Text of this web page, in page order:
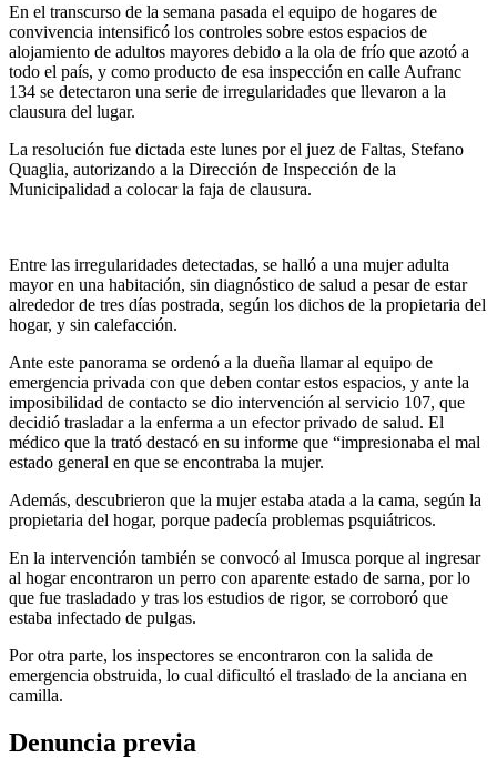
En el transcurso de la semana pasada el equipo de hogares de
convivencia intensificó los controles sobre estos espacios de
alojamiento de adultos mayores debido a la ola de frío que azotó a
todo el país, y como producto de esa inspección en calle Aufranc
134 se detectaron una serie de irregularidades que llevaron a la
clausura del lugar.
La resolución fue dictada este lunes por el juez de Faltas, Stefano
Quaglia, autorizando a la Dirección de Inspección de la
Municipalidad a colocar la faja de clausura.
Entre las irregularidades detectadas, se halló a una mujer adulta
mayor en una habitación, sin diagnóstico de salud a pesar de estar
alrededor de tres días postrada, según los dichos de la propietaria del
hogar, y sin calefacción.
Ante este panorama se ordenó a la dueña llamar al equipo de
emergencia privada con que deben contar estos espacios, y ante la
imposibilidad de contacto se dio intervención al servicio 107, que
decidió trasladar a la enferma a un efector privado de salud. El
médico que la trató destacó en su informe que “impresionaba el mal
estado general en que se encontraba la mujer.
Además, descubrieron que la mujer estaba atada a la cama, según la
propietaria del hogar, porque padecía problemas psquiátricos.
En la intervención también se convocó al Imusca porque al ingresar
al hogar encontraron un perro con aparente estado de sarna, por lo
que fue trasladado y tras los estudios de rigor, se corroboró que
estaba infectado de pulgas.
Por otra parte, los inspectores se encontraron con la salida de
emergencia obstruida, lo cual dificultó el traslado de la anciana en
camilla.
Denuncia previa